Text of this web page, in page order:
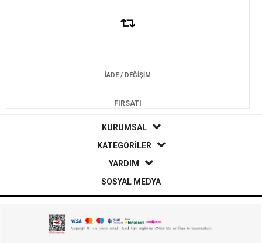
İADE / DEĞİŞİM
FIRSATI
KURUMSAL
KATEGORİLER
YARDIM
SOSYAL MEDYA